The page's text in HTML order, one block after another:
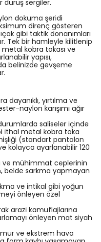
duruş sergiler.
dokuma şeridi
direnç gösteren
gibi taktik donanımları
Tek bir hamleyle kilitlenip
kobra tokası ve
yapısı,
belinizde gevşeme
dayanıklı, yırtılma ve
naylon karışımı ağır
saliseler içinde
ithal metal kobra toka
(standart pantolon
kolayca ayarlanabilir 120
ve mühimmat ceplerinin
belde sarkma yapmayan
ve intikal gibi yoğun
önleyen özel
arazi kamuflajlarına
önleyen mat siyah
ve ekstrem hava